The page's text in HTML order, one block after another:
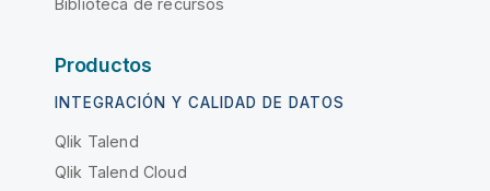
Biblioteca de recursos
Productos
INTEGRACIÓN Y CALIDAD DE DATOS
Qlik Talend
Qlik Talend Cloud